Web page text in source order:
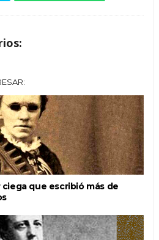
ciega que escribió más de